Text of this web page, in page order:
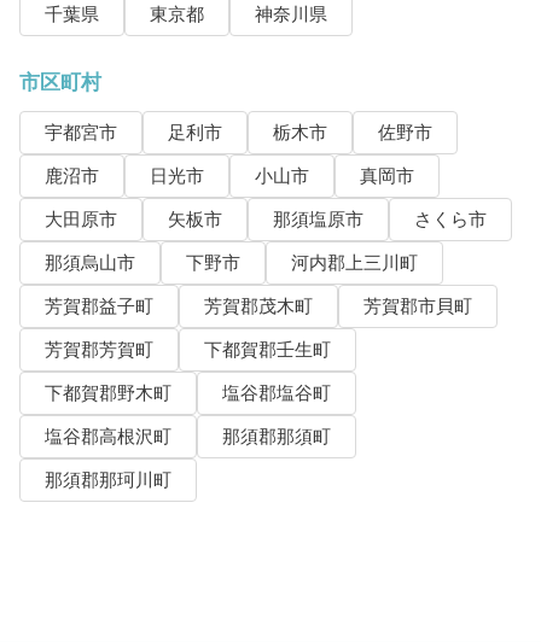
千葉県
東京都 神奈川県
市区町村
宇都宮市 足利市 栃木市
佐野市
鹿沼市
日光市 小山市
真岡市
大田原市
矢板市 那須塩原市
さくら市
那須烏山市
下野市
河内郡上三川町
芳賀郡益子町
芳賀郡茂木町
芳賀郡市貝町
芳賀郡芳賀町
下都賀郡壬生町
下都賀郡野木町
塩谷郡塩谷町
塩谷郡高根沢町
那須郡那須町
那須郡那珂川町